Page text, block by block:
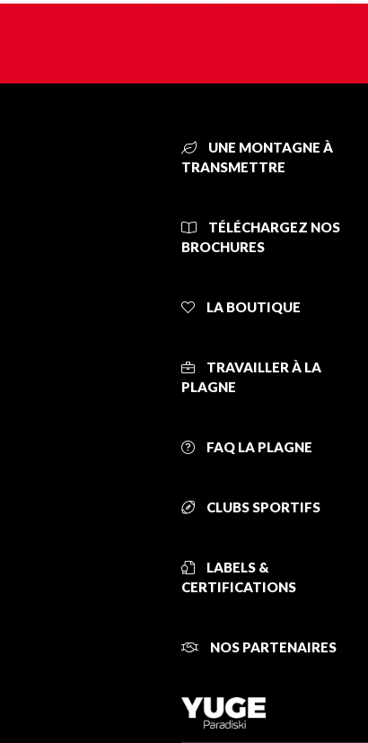
UNE MONTAGNE À
TRANSMETTRE
TÉLÉCHARGEZ NOS
BROCHURES
LA BOUTIQUE
TRAVAILLER À LA
PLAGNE
FAQ LA PLAGNE
CLUBS SPORTIFS
LABELS &
CERTIFICATIONS
NOS PARTENAIRES